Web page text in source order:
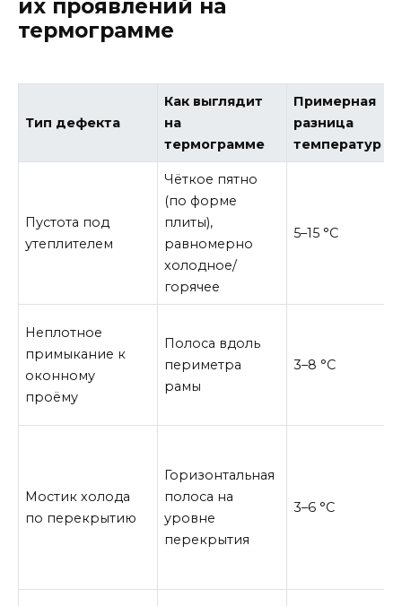
их проявлений на
термограмме
Тип дефекта
Как выглядит
на
термограмме
Примерная
разница
температур
Пустота под
утеплителем
Чёткое пятно
(по форме
плиты),
равномерно
холодное/
горячее
5–15 °C
Неплотное
примыкание к
оконному
проёму
Полоса вдоль
периметра
рамы
3–8 °C
Мостик холода
по перекрытию
Горизонтальная
полоса на
уровне
перекрытия
3–6 °C